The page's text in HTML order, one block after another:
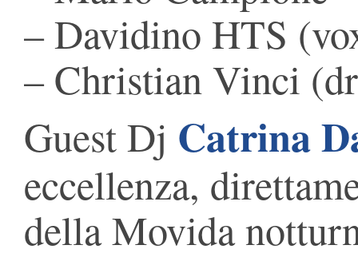
– Davidino HTS
– Christian Vinci
Guest Dj Catrina
eccellenza,
della Movida